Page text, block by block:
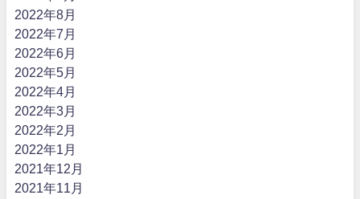
2022年8月
2022年7月
2022年6月
2022年5月
2022年4月
2022年3月
2022年2月
2022年1月
2021年12月
2021年11月